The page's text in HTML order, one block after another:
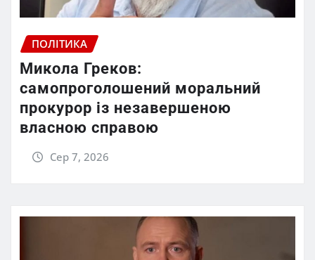
ПОЛІТИКА
Микола Греков:
самопроголошений моральний
прокурор із незавершеною
власною справою
Сер 7, 2026